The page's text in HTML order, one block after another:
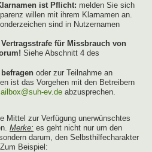
ist Pflicht: melden Sie sich
willen mit ihrem Klarnamen an.
sind in Nutzernamen
für Missbrauch von
Siehe Abschnitt 4 des
oder zur Teilnahme an
ist das Vorgehen mit den Betreibern
ev.de abzusprechen.
Mittel zur Verfügung unerwünschtes
Merke: es geht nicht nur um den
darum, den Selbsthilfecharakter
Beispiel: